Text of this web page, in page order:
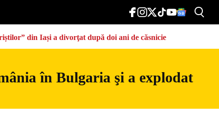
din Iași a divorţat după doi ani de căsnicie
în Bulgaria şi a explodat